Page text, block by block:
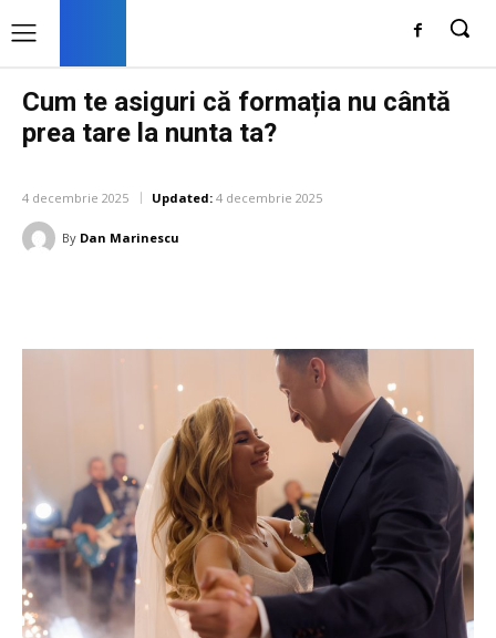
Cum te asiguri că formația nu cântă
prea tare la nunta ta?
4 decembrie 2025 Updated: 4 decembrie 2025
By Dan Marinescu